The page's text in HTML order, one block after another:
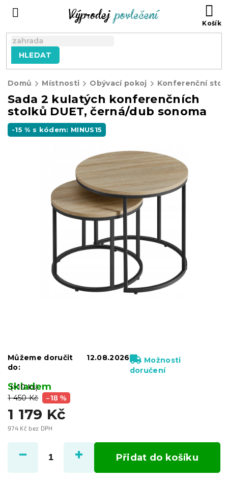
HLEDAT
Domů Místnosti Obývací pokoj Konferenční
Sada 2 kulatých konferenčních
stolků DUET, černá/dub sonoma
-15 % s kódem: MINUS15
1 450 Kč –18 %
1 179 Kč
974 Kč bez DPH
cena:
Skladem
(>10 ks)
Můžeme doručit
do:
12.08.2026
Možnosti
doručení
Přidat do košíku